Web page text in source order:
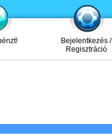
Bejelentkezés /
Regisztráció